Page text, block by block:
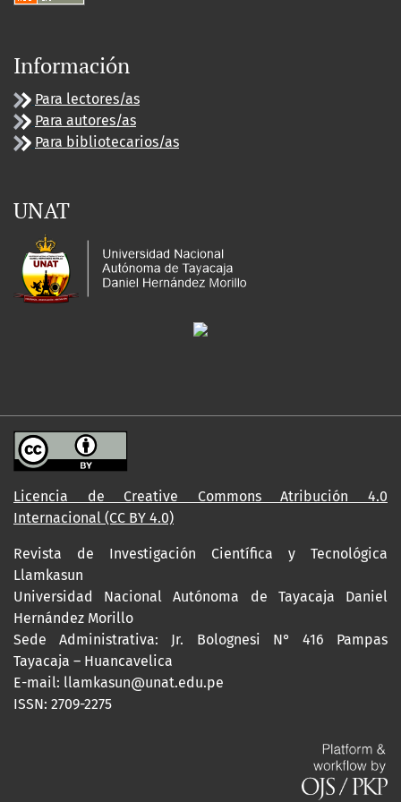
Información
Para lectores/as
Para autores/as
Para bibliotecarios/as
UNAT
Licencia de Creative Commons Atribución 4.0
Internacional (CC BY 4.0)
Revista de Investigación Científica y Tecnológica
Llamkasun
Universidad Nacional Autónoma de Tayacaja Daniel
Hernández Morillo
Sede Administrativa: Jr. Bolognesi N° 416 Pampas
Tayacaja – Huancavelica
E-mail: llamkasun@unat.edu.pe
ISSN: 2709-2275